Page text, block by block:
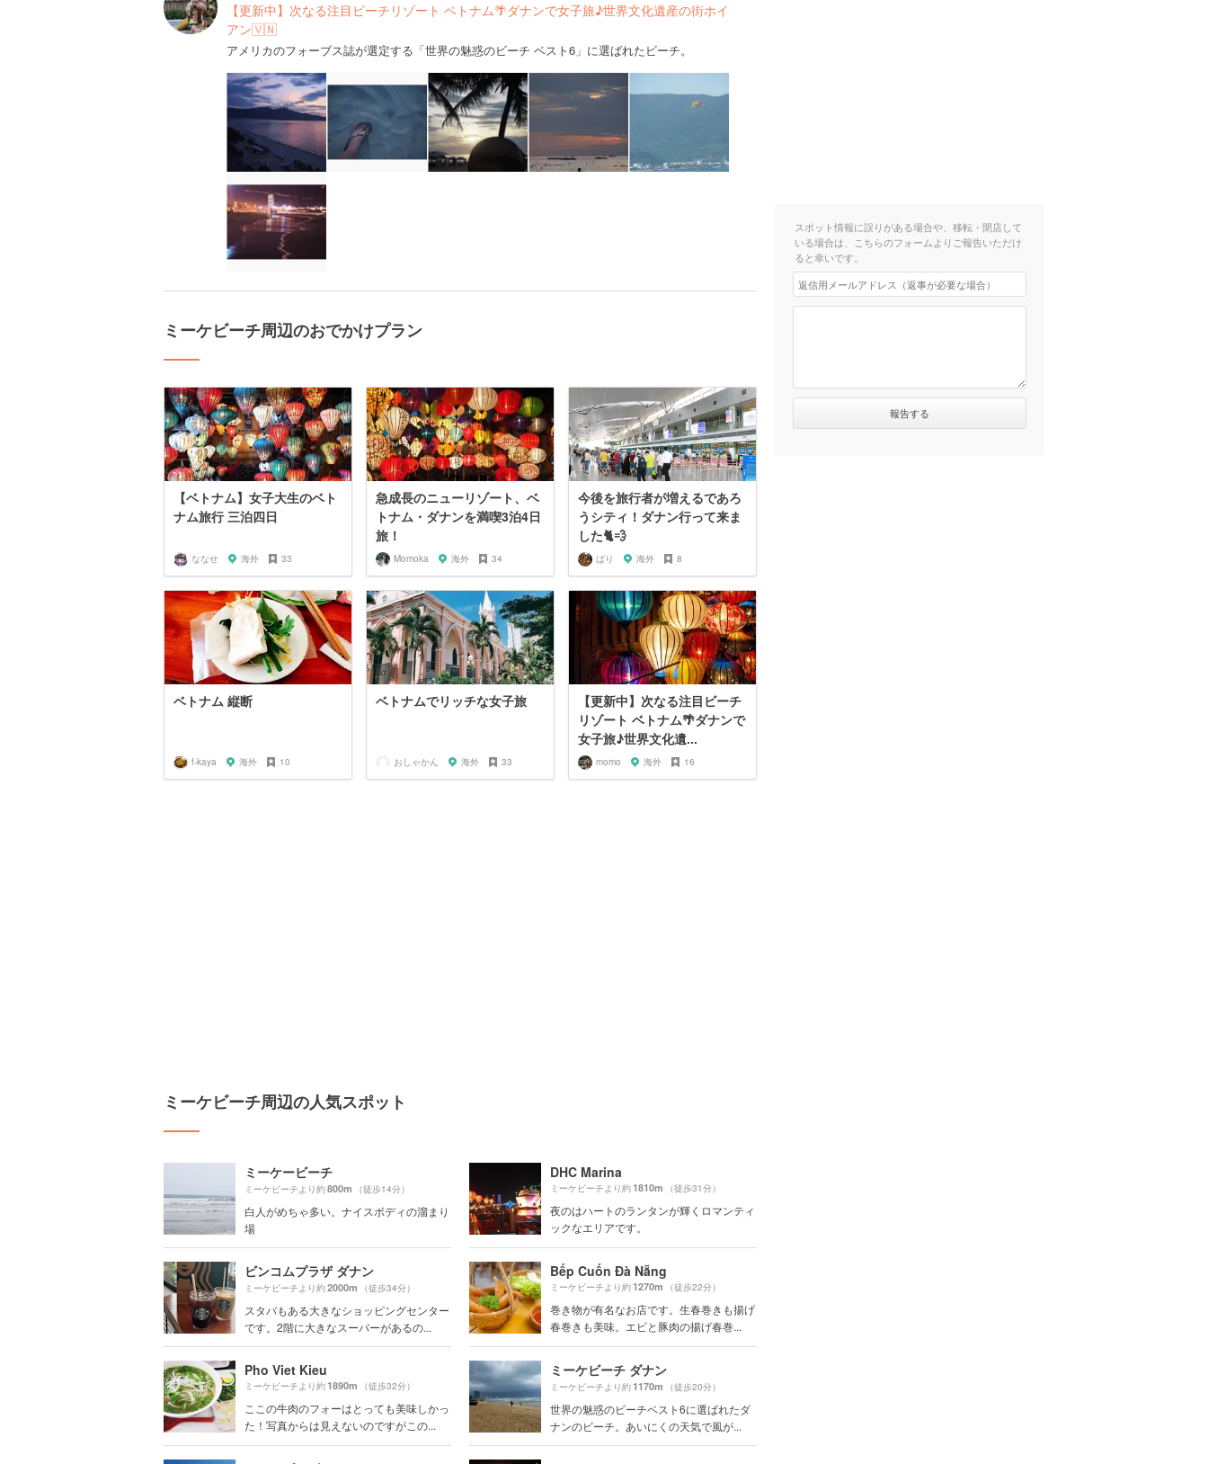
【更新中】次なる注目ビーチリゾート ベトナム🌴ダナンで女子旅♪世界文化遺産の街ホイ
アン🇻🇳
アメリカのフォーブス誌が選定する「世界の魅惑のビーチ ベスト6」に選ばれたビーチ。
ミーケビーチ周辺のおでかけプラン
【ベトナム】女子大生のベト
ナム旅行 三泊四日
ななせ 海外 33
急成長のニューリゾート、ベ
トナム・ダナンを満喫3泊4日
旅！
Momoka 海外 34
今後を旅行者が増えるであろ
うシティ！ダナン行って来ま
した🐈💨
ばり 海外 8
ベトナム 縦断
f-kaya 海外 10
ベトナムでリッチな女子旅
おしゃかん 海外 33
【更新中】次なる注目ビーチ
リゾート ベトナム🌴ダナンで
女子旅♪世界文化遺...
momo 海外 16
ミーケビーチ周辺の人気スポット
ミーケービーチ
ミーケビーチより約800m （徒歩14分）
白人がめちゃ多い。ナイスボディの溜まり
場
DHC Marina
ミーケビーチより約1810m （徒歩31分）
夜のはハートのランタンが輝くロマンティ
ックなエリアです。
ビンコムプラザ ダナン
ミーケビーチより約2000m （徒歩34分）
スタバもある大きなショッピングセンター
です。2階に大きなスーパーがあるの...
Bếp Cuốn Đà Nẵng
ミーケビーチより約1270m （徒歩22分）
巻き物が有名なお店です。生春巻きも揚げ
春巻きも美味。エビと豚肉の揚げ春巻...
Pho Viet Kieu
ミーケビーチより約1890m （徒歩32分）
ここの牛肉のフォーはとっても美味しかっ
た！写真からは見えないのですがこの...
ミーケビーチ ダナン
ミーケビーチより約1170m （徒歩20分）
世界の魅惑のビーチベスト6に選ばれたダ
ナンのビーチ。あいにくの天気で風が...
スポット情報に誤りがある場合や、移転・閉店して
いる場合は、こちらのフォームよりご報告いただけ
ると幸いです。